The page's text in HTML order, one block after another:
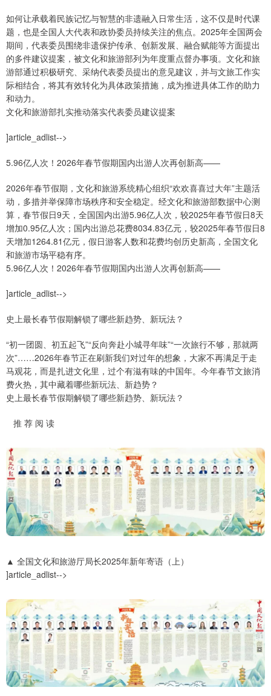
如何让承载着民族记忆与智慧的非遗融入日常生活，这不仅是时代课
题，也是全国人大代表和政协委员持续关注的焦点。2025年全国两会
期间，代表委员围绕非遗保护传承、创新发展、融合赋能等方面提出
的多件建议提案，被文化和旅游部列为年度重点督办事项。文化和旅
游部通过积极研究、采纳代表委员提出的意见建议，并与文旅工作实
际相结合，将其有效转化为具体政策措施，成为推进具体工作的助力
和动力。
文化和旅游部扎实推动落实代表委员建议提案
]article_adlist-->
5.96亿人次！2026年春节假期国内出游人次再创新高——
2026年春节假期，文化和旅游系统精心组织“欢欢喜喜过大年”主题活
动，多措并举保障市场秩序和安全稳定。经文化和旅游部数据中心测
算，春节假日9天，全国国内出游5.96亿人次，较2025年春节假日8天
增加0.95亿人次；国内出游总花费8034.83亿元，较2025年春节假日8
天增加1264.81亿元，假日游客人数和花费均创历史新高，全国文化
和旅游市场平稳有序。
5.96亿人次！2026年春节假期国内出游人次再创新高——
]article_adlist-->
史上最长春节假期解锁了哪些新趋势、新玩法？
“初一团圆、初五起飞”“反向奔赴小城寻年味”“一次旅行不够，那就两
次”……2026年春节正在刷新我们对过年的想象，大家不再满足于走
马观花，而是扎进文化里，过个有滋有味的中国年。今年春节文旅消
费火热，其中藏着哪些新玩法、新趋势？
史上最长春节假期解锁了哪些新趋势、新玩法？
推 荐 阅 读
▲ 全国文化和旅游厅局长2025年新年寄语（上）
]article_adlist-->